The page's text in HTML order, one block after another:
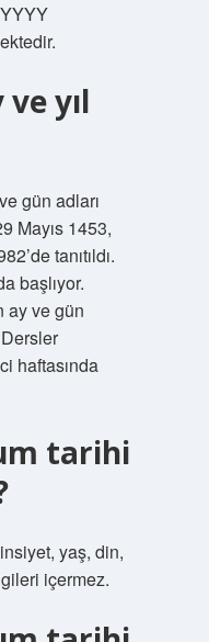
yıl
gün adları
Mayıs 1453,
tanıtıldı.
başlıyor.
ay ve gün
haftasında
tarihi
yaş, din,
içermez.